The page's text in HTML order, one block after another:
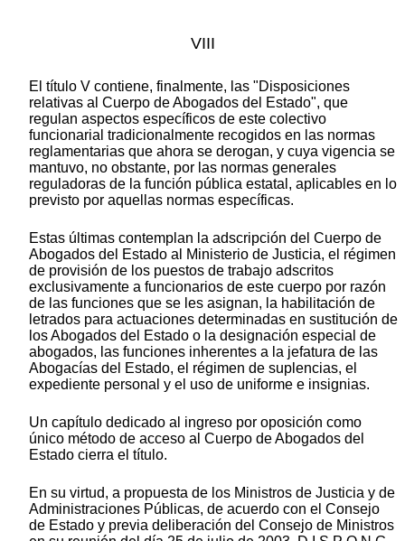
VIII
El título V contiene, finalmente, las "Disposiciones
relativas al Cuerpo de Abogados del Estado", que
regulan aspectos específicos de este colectivo
funcionarial tradicionalmente recogidos en las normas
reglamentarias que ahora se derogan, y cuya vigencia se
mantuvo, no obstante, por las normas generales
reguladoras de la función pública estatal, aplicables en lo
previsto por aquellas normas específicas.
Estas últimas contemplan la adscripción del Cuerpo de
Abogados del Estado al Ministerio de Justicia, el régimen
de provisión de los puestos de trabajo adscritos
exclusivamente a funcionarios de este cuerpo por razón
de las funciones que se les asignan, la habilitación de
letrados para actuaciones determinadas en sustitución de
los Abogados del Estado o la designación especial de
abogados, las funciones inherentes a la jefatura de las
Abogacías del Estado, el régimen de suplencias, el
expediente personal y el uso de uniforme e insignias.
Un capítulo dedicado al ingreso por oposición como
único método de acceso al Cuerpo de Abogados del
Estado cierra el título.
En su virtud, a propuesta de los Ministros de Justicia y de
Administraciones Públicas, de acuerdo con el Consejo
de Estado y previa deliberación del Consejo de Ministros